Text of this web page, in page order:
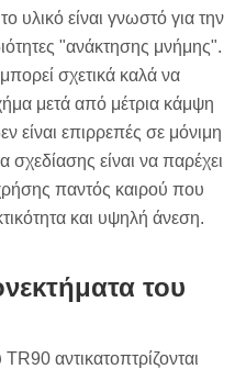
είναι γνωστό για την
"ανάκτησης μνήμης".
σχετικά καλά να
μετά από μέτρια κάμψη
είναι επιρρεπές σε μόνιμη
είναι να παρέχει
παντός καιρού που
και υψηλή άνεση.
του
αντικατοπτρίζονται